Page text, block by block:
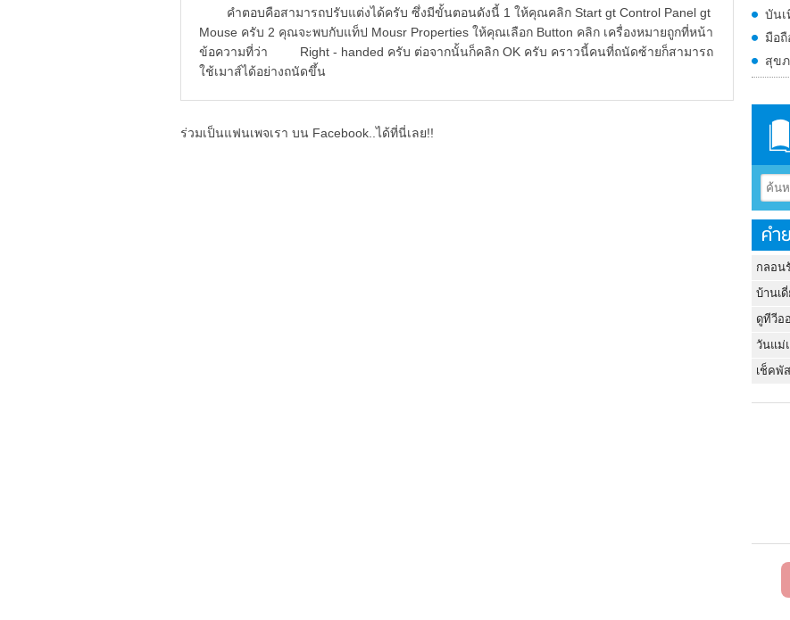
คำตอบคือสามารถปรับแต่งได้ครับ ซึ่งมีขั้นตอนดังนี้ 1 ให้คุณคลิก Start gt Control Panel gt
Mouse ครับ 2 คุณจะพบกับแท็ป Mousr Properties ให้คุณเลือก Button คลิก เครื่องหมายถูกที่หน้า
ข้อความที่ว่า Right - handed ครับ ต่อจากนั้นก็คลิก OK ครับ คราวนี้คนที่ถนัดซ้ายก็สามารถ
ใช้เมาส์ได้อย่างถนัดขึ้น
ร่วมเป็นแฟนเพจเรา บน Facebook..ได้ที่นี่เลย!!
บันเ
มือ
สุข
คำ
กลอน
บ้านเ
ดูทีวีอ
วันแม่
เช็คพั